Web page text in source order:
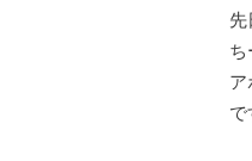
ち
ア
で